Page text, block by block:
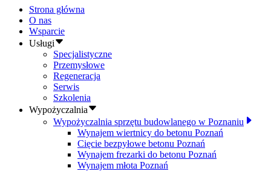
Strona główna
O nas
Wsparcie
Usługi
Specjalistyczne
Przemysłowe
Regeneracja
Serwis
Szkolenia
Wypożyczalnia
Wypożyczalnia sprzętu budowlanego w Poznaniu
Wynajem wiertnicy do betonu Poznań
Cięcie bezpyłowe betonu Poznań
Wynajem frezarki do betonu Poznań
Wynajem młota Poznań